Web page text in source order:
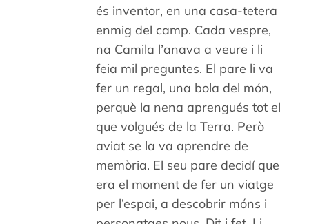
és inventor, en una casa-tetera
enmig del camp. Cada vespre,
na Camila l’anava a veure i li
feia mil preguntes. El pare li va
fer un regal, una bola del món,
perquè la nena aprengués tot el
que volgués de la Terra. Però
aviat se la va aprendre de
memòria. El seu pare decidí que
era el moment de fer un viatge
per l’espai, a descobrir móns i